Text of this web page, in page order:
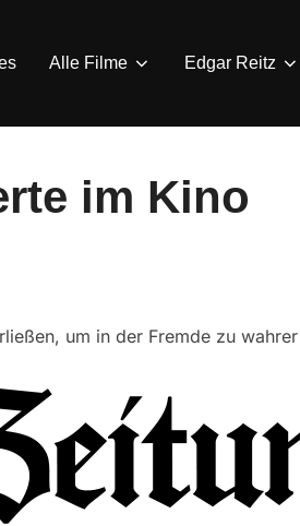
Alle Filme Edgar Reitz
im Kino
um in der Fremde zu